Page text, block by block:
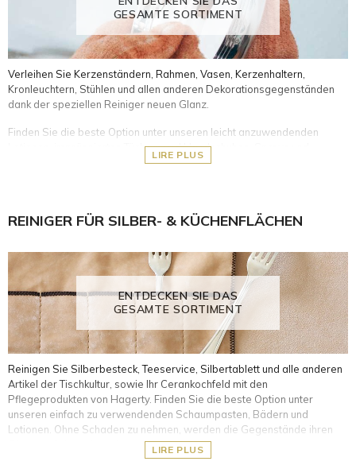
Schmucks reinigen kann.GESAMTE SORTIMENT
Verleihen Sie Kerzenständern, Rahmen, Vasen, Kerzenhaltern,
Kronleuchtern, Stühlen und allen anderen Dekorationsgegenständen
dank der speziellen Reiniger neuen Glanz.
Finden Sie die beste Option unter unseren leicht anzuwendenden
Lotionen, imprägnierten Tüchern und Handschuhen, Sprays und
Cremes. Ohne Schaden zu nehmen, erhalten die Gegenstände ihren
Kupfer-, Bronze- und Messingoberflächen
Gegenstände aus Kunststoff, PVC und Plexiglas
Möbel oder Accessoires aus Leder und Naturholz
Gegenstände aus Kristall und Glas
Lackierte Oberflächen und Bildschirme
LIRE PLUS
REINIGER FÜR SILBER- & KÜCHENFLÄCHEN
ENTDECKEN SIE DAS
GESAMTE SORTIMENT
Reinigen Sie Silberbesteck, Teeservice, Silbertablett und alle anderen
Artikel der Tischkultur, sowie Ihr Cerankochfeld mit den
Pflegeprodukten von Hagerty. Finden Sie die beste Option unter
unseren einfach zu verwendenden Schaumpasten, Bädern und
Lotionen. Ohne Schaden zu nehmen, werden die Gegenstände ihren
LIRE PLUS